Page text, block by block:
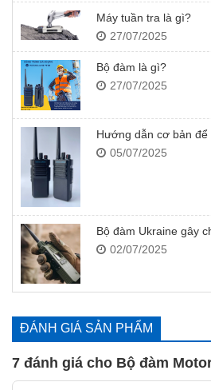
Máy tuần tra là gì?
27/07/2025
Bộ đàm là gì?
27/07/2025
Hướng dẫn cơ bản
05/07/2025
Bộ đàm Ukraine gây
02/07/2025
ĐÁNH GIÁ SẢN PHẨM
7 đánh giá cho Bộ đàm